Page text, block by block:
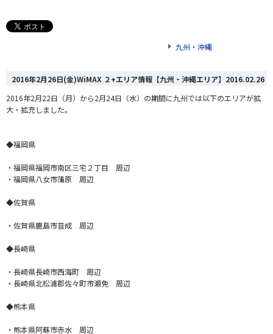
九州・沖縄
2016年2月26日(金)WiMAX ２+エリア情報【九州・沖縄エリア】 2016.02.26
2016年2月22日（月）から2月24日（水）の期間に九州では以下のエリアが拡
大・拡充しました。
◆福岡県
・福岡県福岡市南区三宅２丁目 周辺
・福岡県八女市蒲原 周辺
◆佐賀県
・佐賀県鹿島市音成 周辺
◆長崎県
・長崎県長崎市西海町 周辺
・長崎県北松浦郡佐々町市瀬免 周辺
◆熊本県
・熊本県阿蘇市赤水 周辺